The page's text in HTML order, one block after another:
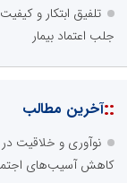
تلفیق ابتکار و
جلب اعتماد بیمار
::آخرین مطالب
نوآوری و خلاقیت
کاهش آسیب‌های